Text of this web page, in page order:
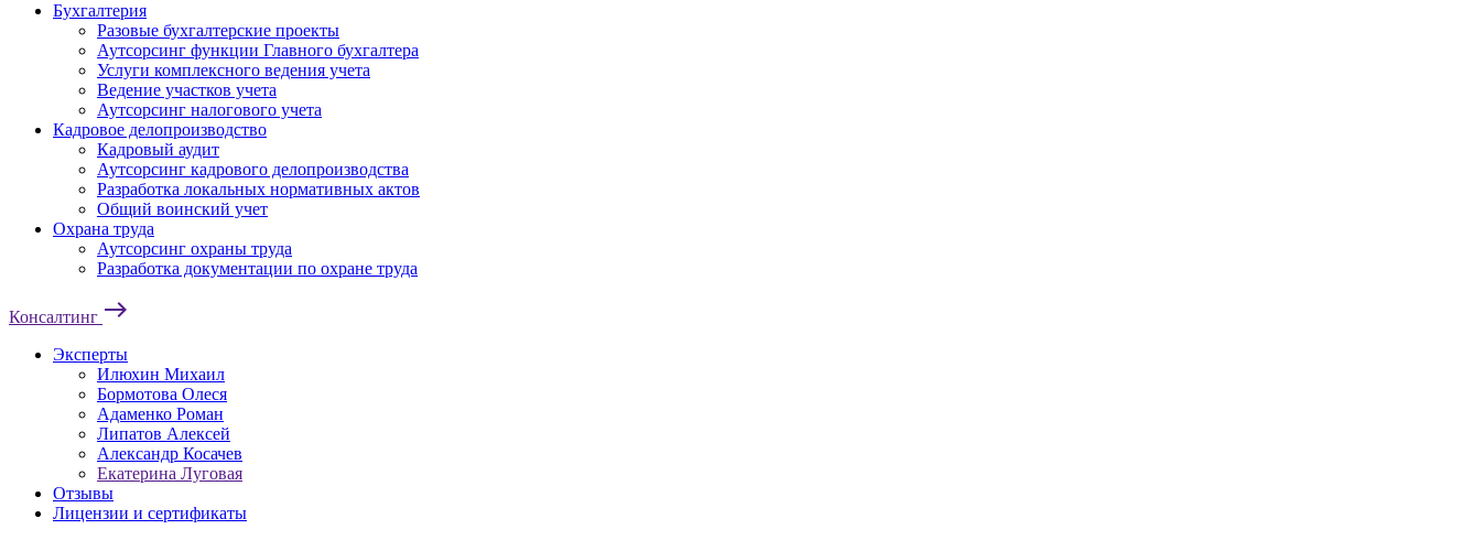
Бухгалтерия
Разовые бухгалтерские проекты
Аутсорсинг функции Главного бухгалтера
Услуги комплексного ведения учета
Ведение участков учета
Аутсорсинг налогового учета
Кадровое делопроизводство
Кадровый аудит
Аутсорсинг кадрового делопроизводства
Разработка локальных нормативных актов
Общий воинский учет
Охрана труда
Аутсорсинг охраны труда
Разработка документации по охране труда
Консалтинг east
Эксперты
Илюхин Михаил
Бормотова Олеся
Адаменко Роман
Липатов Алексей
Александр Косачев
Екатерина Луговая
Отзывы
Лицензии и сертификаты